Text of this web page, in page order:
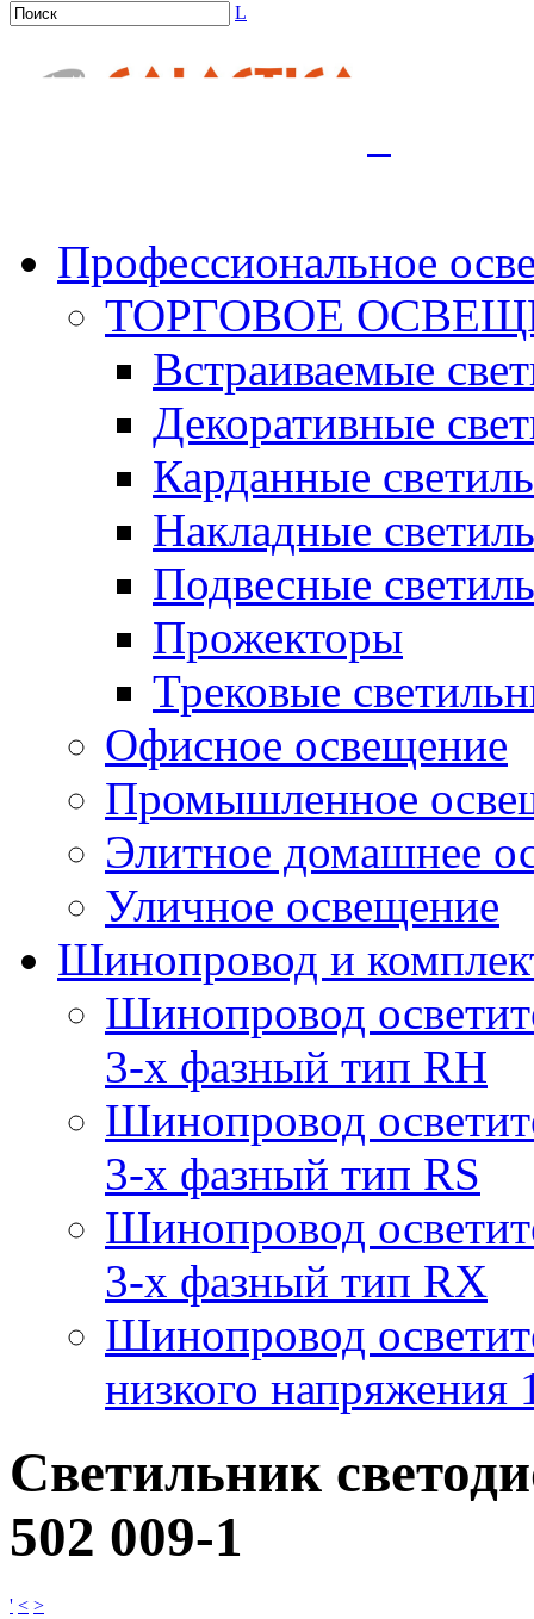
L
Профессиональное
ТОРГОВОЕ
Встраиваемые
Декоративные
Карданные
Накладные
Подвесные
Прожекторы
Трековые
Офисное освещение
Промышленное
Элитное домашнее
Уличное освещение
Шинопровод и
Шинопровод
3-х фазный тип RH
Шинопровод
3-х фазный тип RS
Шинопровод
3-х фазный тип RX
Шинопровод
низкого напряжения
Светильник
502 009-1
' < >